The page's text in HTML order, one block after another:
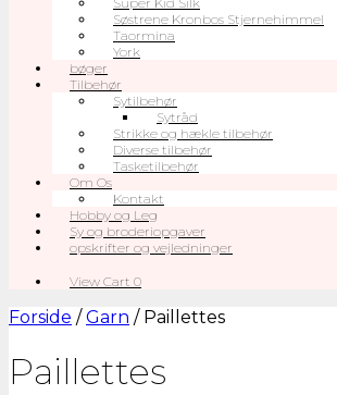
Søstrene Kronbos Stjernehimmel
Taormina
York
bøger
Tilbehør
Sytilbehør
Sytråd
Strikke og hækle tilbehør
Diverse tilbehør
Tasketilbehør
Om Os
Kontakt
Hobby og Leg
Sy og broderiopgaver
opskrifter og vejledninger
View
cart
View Cart 0
Forside /Garn / Paillettes
Paillettes